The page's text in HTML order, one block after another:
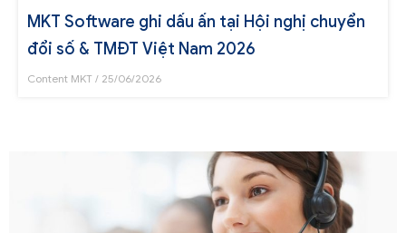
MKT Software ghi dấu ấn tại Hội nghị chuyển
đổi số & TMĐT Việt Nam 2026
Content MKT 25/06/2026